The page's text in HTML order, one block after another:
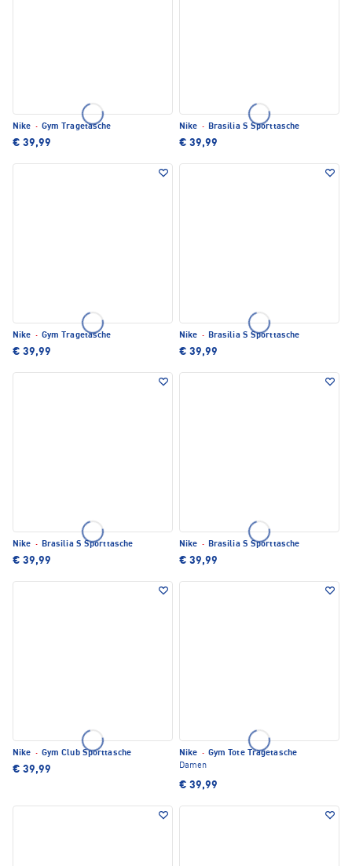
Nike · Gym Tragetasche
€ 39,99
Nike · Brasilia S Sporttasche
€ 39,99
Nike · Gym Tragetasche
€ 39,99
Nike · Brasilia S Sporttasche
€ 39,99
Nike · Brasilia S Sporttasche
€ 39,99
Nike · Brasilia S Sporttasche
€ 39,99
Nike · Gym Club Sporttasche
€ 39,99
Nike · Gym Tote Tragetasche
Damen
€ 39,99